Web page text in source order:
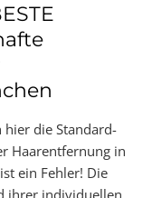
hier die Standard-
Haarentfernung in
ein Fehler! Die
ihrer individuellen